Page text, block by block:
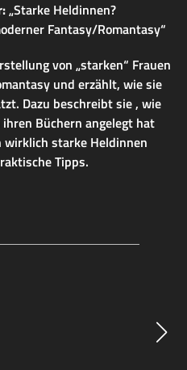
:„Starke Heldinnen?
Fantasy/Romantasy“
von „starken“ Frauen
und erzählt, wie sie
Dazu beschreibt sie , wie
Büchern angelegt hat
starke Heldinnen
Tipps.